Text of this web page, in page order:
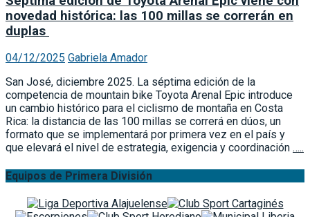
novedad histórica: las 100 millas se correrán en
duplas
04/12/2025 Gabriela Amador
San José, diciembre 2025. La séptima edición de la
competencia de mountain bike Toyota Arenal Epic introduce
un cambio histórico para el ciclismo de montaña en Costa
Rica: la distancia de las 100 millas se correrá en dúos, un
formato que se implementará por primera vez en el país y
que elevará el nivel de estrategia, exigencia y coordinación …..
Equipos de Primera División